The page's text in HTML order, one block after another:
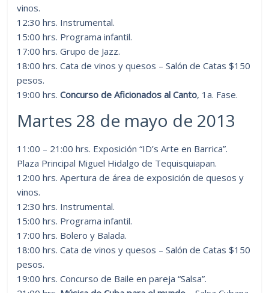
vinos.
12:30 hrs. Instrumental.
15:00 hrs. Programa infantil.
17:00 hrs. Grupo de Jazz.
18:00 hrs. Cata de vinos y quesos – Salón de Catas $150
pesos.
19:00 hrs.Concurso de Aficionados al Canto, 1a. Fase.
Martes 28 de mayo de 2013
11:00 – 21:00 hrs. Exposición “ID’s Arte en Barrica”.
Plaza Principal Miguel Hidalgo de Tequisquiapan.
12:00 hrs. Apertura de área de exposición de quesos y
vinos.
12:30 hrs. Instrumental.
15:00 hrs. Programa infantil.
17:00 hrs. Bolero y Balada.
18:00 hrs. Cata de vinos y quesos – Salón de Catas $150
pesos.
19:00 hrs. Concurso de Baile en pareja “Salsa”.